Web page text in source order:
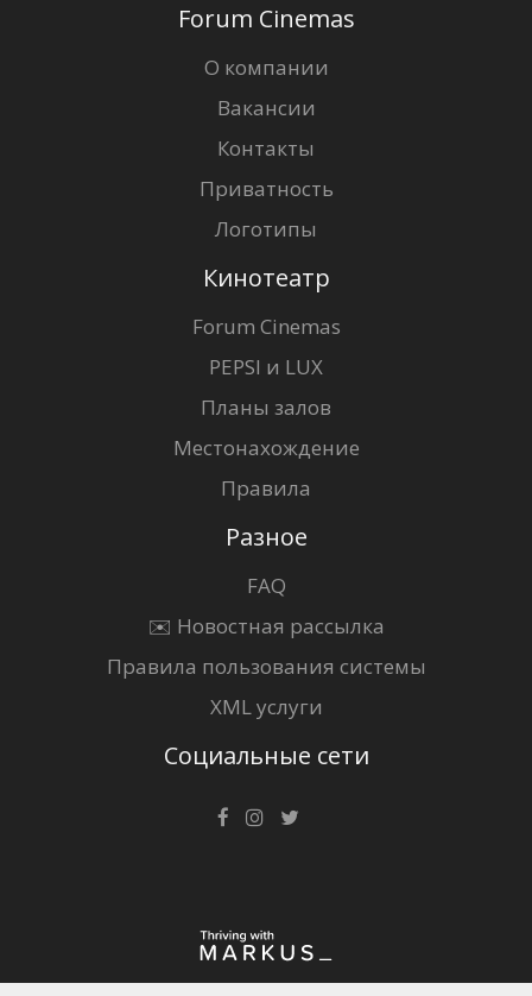
Forum Cinemas
О компании
Вакансии
Контакты
Приватность
Логотипы
Кинотеатр
Forum Cinemas
PEPSI и LUX
Планы залов
Местонахождение
Правила
Разное
FAQ
✉️ Новостная рассылка
Правила пользования системы
XML услуги
Социальные сети